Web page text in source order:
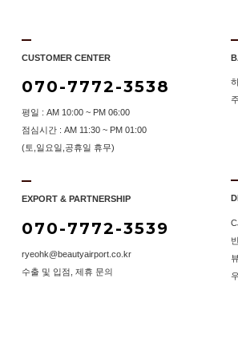
CUSTOMER CENTER
070-7772-3538
평일 : AM 10:00 ~ PM 06:00
점심시간 : AM 11:30 ~ PM 01:00
(토,일요일,공휴일 휴무)
EXPORT & PARTNERSHIP
070-7772-3539
ryeohk@beautyairport.co.kr
수출 및 입점, 제휴 문의